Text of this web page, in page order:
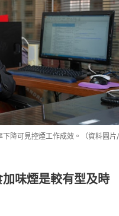
降可見控煙工作成效。（資料圖片/
味煙是較有型及時